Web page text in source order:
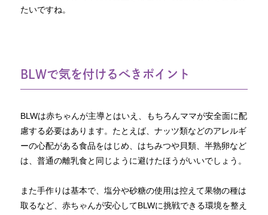
たいですね。
BLWで気を付けるべきポイント
BLWは赤ちゃんが主導とはいえ、もちろんママが安全面に配
慮する必要はあります。たとえば、ナッツ類などのアレルギ
ーの心配がある食品をはじめ、はちみつや貝類、半熟卵など
は、普通の離乳食と同じように避けたほうがいいでしょう。
また手作りは基本で、塩分や砂糖の使用は控えて果物の種は
取るなど、赤ちゃんが安心してBLWに挑戦できる環境を整え